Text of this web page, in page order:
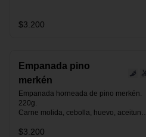
$3.200
Empanada pino
merkén
Empanada horneada de pino merkén.
220g.
Carne molida, cebolla, huevo, aceituna
ahumado y especias.
$3.200